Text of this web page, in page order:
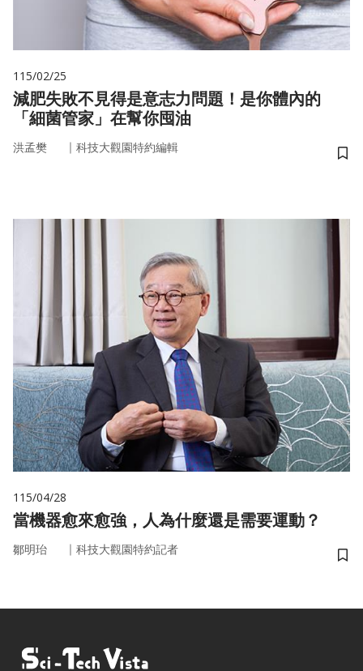
115/02/25
減肥失敗不見得是意志力問題！是你體內的
「細菌管家」在幫你囤油
洪孟樊 ｜ 科技大觀園特約編輯
儲
115/04/28
當機器愈來愈強，人為什麼還是需要運動？
鄒明珆 ｜ 科技大觀園特約記者
儲